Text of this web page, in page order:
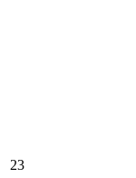
23